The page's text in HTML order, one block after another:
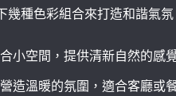
種色彩組合來打造和諧氣氛
合小空間，提供清新自然的感
營造溫暖的氛圍，適合客廳或